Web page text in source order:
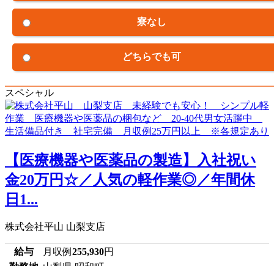
寮なし
どちらでも可
スペシャル
【医療機器や医薬品の製造】入社祝い
金20万円☆／人気の軽作業◎／年間休
日1...
株式会社平山 山梨支店
給与 月収例 255,930円